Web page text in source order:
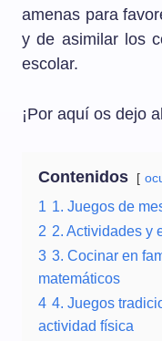
amenas para
y de asimilar los
escolar.
¡Por aquí os dejo
Contenidos
1 1. Juegos de
2 2. Actividades y
3 3. Cocinar en
matemáticos
4 4. Juegos
actividad física